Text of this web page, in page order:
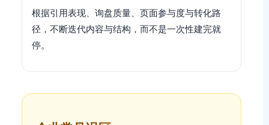
根据引用表现、询盘质量、页面参与度与转化路
径，不断迭代内容与结构，而不是一次性建完就
停。